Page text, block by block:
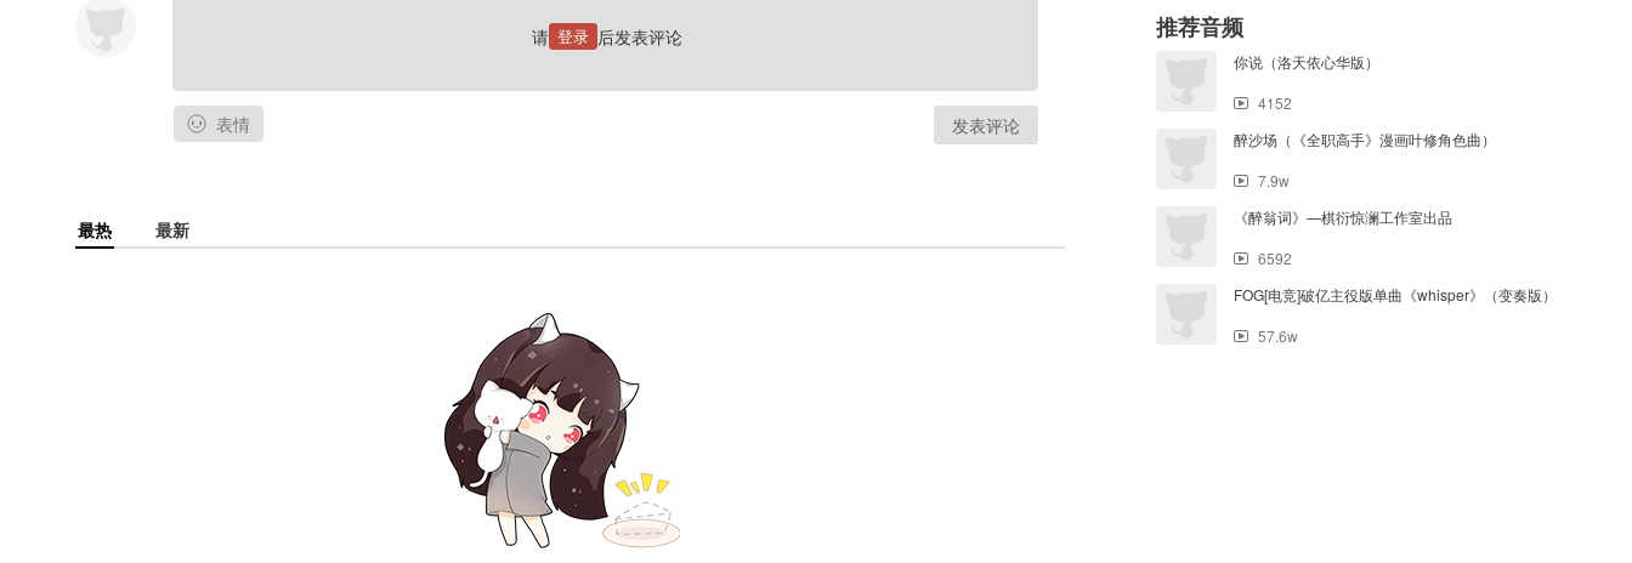
请 登录 后发表评论
表情 发表评论
最热 最新
推荐音频
你说（洛天依心华版）
4152
醉沙场（《全职高手》漫画叶修角色曲）
7.9w
《醉翁词》—棋衍惊澜工作室出品
6592
FOG[电竞]破亿主役版单曲《whisper》（变奏版）
57.6w